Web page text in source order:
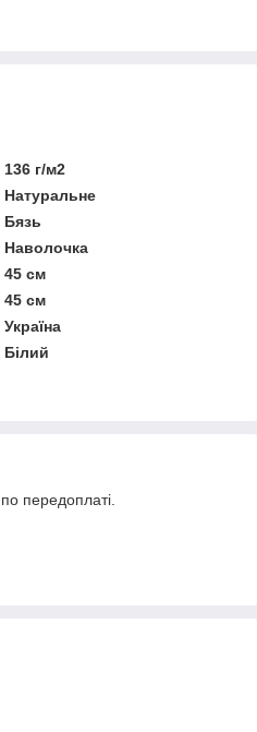
136 г/м2
Натуральне
Бязь
Наволочка
45 см
45 см
Україна
Білий
передоплаті.